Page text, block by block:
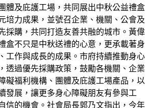
體及庇護工場，共同展出中秋公益禮盒
培力成果，並號召企業、機關、公會及
採購，共同打造友善共融的城市。黃偉
盒不只是中秋送禮的心意，更承載著身
工作與成長的成果。市府持續推動身心
透過優先採購政策，鼓勵各機關、企業
礙福利機構、團體及庇護工場產品，以
發展，讓更多身心障礙朋友有參與工
信的機會。社會局長郭乃文指出，今年